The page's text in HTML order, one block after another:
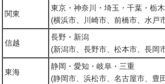
関東
東京・神奈川・埼玉・千葉・栃
(横浜市、川崎市、前橋市、水戸
信越
長野・新潟
(新潟市、長野市、松本市、長岡
東海
静岡・愛知・岐阜・三重
(静岡市、浜松市、名古屋市、豊